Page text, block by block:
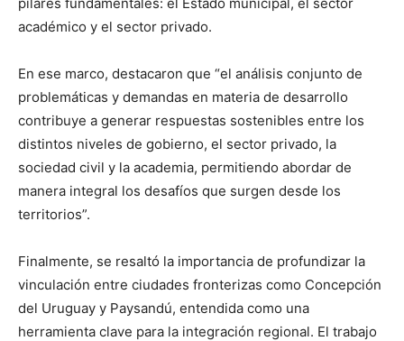
académico y el sector privado.
En ese marco, destacaron que “el análisis conjunto de
problemáticas y demandas en materia de desarrollo
contribuye a generar respuestas sostenibles entre los
distintos niveles de gobierno, el sector privado, la
sociedad civil y la academia, permitiendo abordar de
manera integral los desafíos que surgen desde los
territorios”.
Finalmente, se resaltó la importancia de profundizar la
vinculación entre ciudades fronterizas como Concepción
del Uruguay y Paysandú, entendida como una
herramienta clave para la integración regional. El trabajo